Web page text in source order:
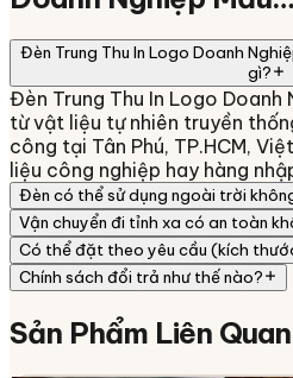
Đèn Trung Thu In Logo Doanh
gì?
Đèn Trung Thu In Logo Doanh
từ vật liệu tự nhiên truyền
công tại Tân Phú, TP.HCM,
liệu công nghiệp hay hàng
Đèn có thể sử dụng ngoài trời
Vận chuyển đi tỉnh xa có an toàn
Có thể đặt theo yêu cầu (kích
Chính sách đổi trả như thế nào?
Sản Phẩm Liên Quan